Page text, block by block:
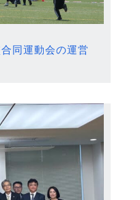
同運動会の運営